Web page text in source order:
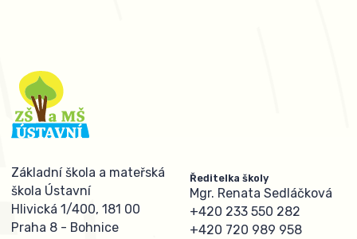
Základní škola a mateřská
škola Ústavní
Hlivická 1/400, 181 00
Praha 8 - Bohnice
Ředitelka školy
Mgr. Renata Sedláčková
+420 233 550 282
+420 720 989 958